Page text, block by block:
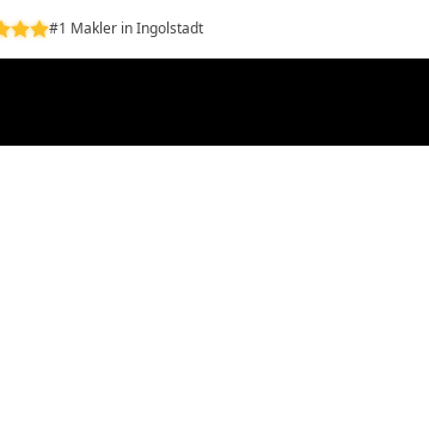
#1 Makler in Ingolstadt